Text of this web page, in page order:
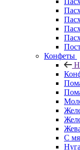
Конфеты
С
Нуга